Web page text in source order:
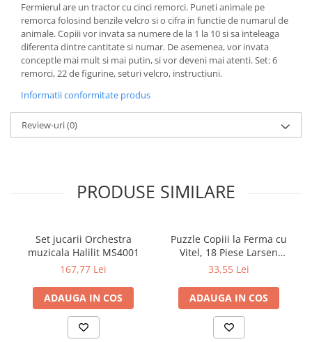
Fermierul are un tractor cu cinci remorci. Puneti animale pe
remorca folosind benzile velcro si o cifra in functie de numarul de
animale. Copiii vor invata sa numere de la 1 la 10 si sa inteleaga
diferenta dintre cantitate si numar. De asemenea, vor invata
conceptle mai mult si mai putin, si vor deveni mai atenti. Set: 6
remorci, 22 de figurine, seturi velcro, instructiuni.
Informatii conformitate produs
Review-uri(0)
PRODUSE SIMILARE
Set jucarii Orchestra
muzicala Halilit MS4001
167,77 Lei
ADAUGA IN COS
Puzzle Copiii la Ferma cu
Vitel, 18 Piese Larsen
LRBM6
33,55 Lei
ADAUGA IN COS